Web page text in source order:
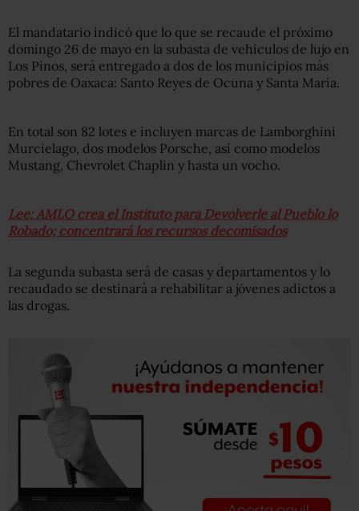
El mandatario indicó que lo que se recaude el próximo
domingo 26 de mayo en la subasta de vehículos de lujo en
Los Pinos, será entregado a dos de los municipios más
pobres de Oaxaca: Santo Reyes de Ocuna y Santa María.
En total son 82 lotes e incluyen marcas de Lamborghini
Murcielago, dos modelos Porsche, así como modelos
Mustang, Chevrolet Chaplin y hasta un vocho.
Lee: AMLO crea el Instituto para Devolverle al Pueblo lo
Robado; concentrará los recursos decomisados
La segunda subasta será de casas y departamentos y lo
recaudado se destinará a rehabilitar a jóvenes adictos a
las drogas.